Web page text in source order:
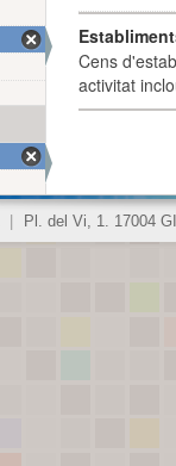
Cens
activitat
Pl. del Vi, 1. 17004